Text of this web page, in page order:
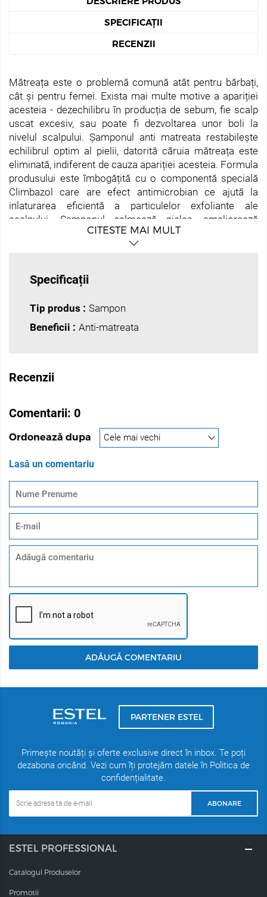
SPECIFICAȚII
RECENZII
Mătreața este o problemă comună atât pentru bărbați,
cât și pentru femei. Exista mai multe motive a apariției
acesteia - dezechilibru în producția de sebum, fie scalp
uscat excesiv, sau poate fi dezvoltarea unor boli la
nivelul scalpului. Șamponul anti matreata restabilește
echilibrul optim al pielii, datorită căruia mătreața este
eliminată, indiferent de cauza apariției acesteia. Formula
produsului este îmbogățită cu o componentă specială
Climbazol care are ​​efect antimicrobian ce ajută la
inlaturarea eficientă a particulelor exfoliante ale
scalpului. Șamponul calmează pielea, ameliorează
iritatia iar elementele speciale de condiționare fac parul
pe rădăcinile părului. După 2-3 minute, clătiți bine cu apă
caldă și repetați procedura.
CITESTE MAI MULT
Specificații
Tip produs : Sampon
Beneficii : Anti-matreata
Recenzii
Comentarii: 0
Ordonează dupa
Lasă un comentariu
ADĂUGĂ COMENTARIU
PARTENER ESTEL
Primește noutăți și oferte exclusive direct în inbox. Te poți
dezabona oricând. Vezi cum îți protejăm datele în Politica de
confidențialitate.
ABONARE
ESTEL PROFESSIONAL
Catalogul Produselor
Promotii